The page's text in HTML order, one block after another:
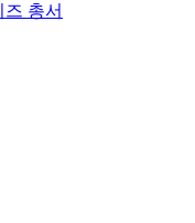
총서